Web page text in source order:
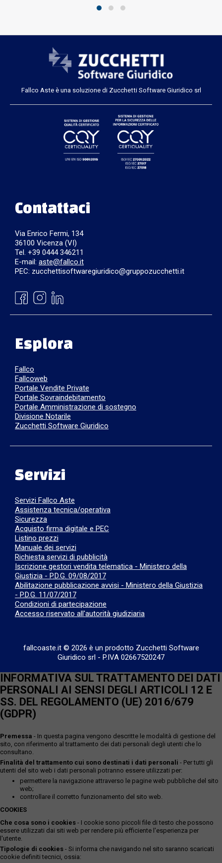
Fallco Aste è una soluzione di Zucchetti Software Giuridico srl
Contattaci
Via Enrico Fermi, 134
36100 Vicenza (VI)
Tel. +39 0444 346211
E-mail: aste@fallco.it
PEC: zucchettisoftwaregiuridico@gruppozucchetti.it
Esplora
Fallco
Fallcoweb
Portale Vendite Private
Portale Sovraindebitamento
Portale Amministrazione di sostegno
Divisione Notarile
Zucchetti Software Giuridico
Servizi
Servizi Fallco Aste
Assistenza tecnica/operativa
Sicurezza
Acquisto firma digitale e PEC
Listino prezzi
Manuale dei servizi
Richiesta servizi di pubblicità
Iscrizione gestori vendita telematica - Ministero della
Giustizia - P.D.G. 09/08/2017
Abilitazione pubblicazione avvisi - Ministero della Giustizia
- P.D.G. 11/07/2017
Condizioni di partecipazione
Accesso riservato all'autorità giudiziaria
fallcoaste.it © 2026 è un prodotto Zucchetti Software
Giuridico srl - P.IVA 02667520247
INFORMATIVA SUL TRATTAMENTO DEI DATI
PERSONALI AI SENSI DEGLI ARTICOLI 12 E
SS. DEL REGOLAMENTO (UE) 2016/679
(GDPR)
Premessa - In questa pagina vengono descritte le modalità di gestione del
sito, con riferimento al trattamento dei dati personali degli utenti che lo
consultano.
Finalità del trattamento cui sono destinati i dati personali - Per tutti gli
utenti del sito web i dati personali potranno essere utilizzati per:
permettere la navigazione attraverso le pagine web pubbliche del sito
web;
controllare il corretto funzionamento del sito web.
COOKIES
Che cosa sono i cookies - I cookie sono piccoli file di testo che possono
essere utilizzati dai siti web per rendere più efficiente l'esperienza per
l'utente.
Tipologie di cookies - Si informa che navigando nel sito saranno scaricati
cookie definiti tecnici, ossia: